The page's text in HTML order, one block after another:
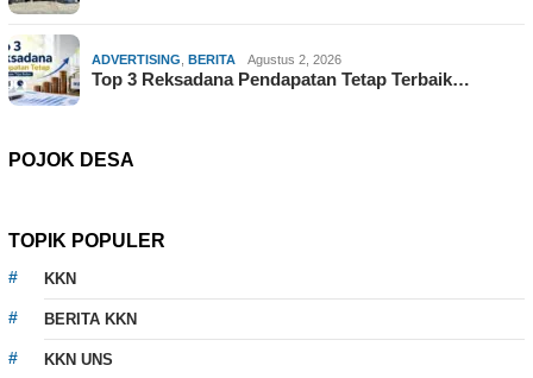
ADVERTISING, BERITA Agustus 2, 2026
Top 3 Reksadana Pendapatan Tetap Terbaik…
POJOK DESA
TOPIK POPULER
KKN
BERITA KKN
KKN UNS